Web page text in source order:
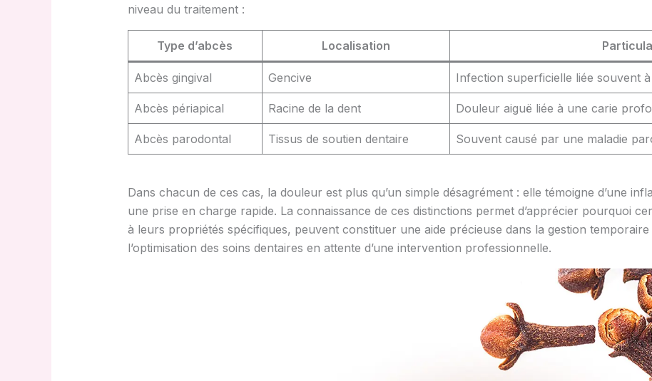
niveau du traitement :
Type d’abcès Localisation
Abcès gingival Gencive Infection superficielle liée souvent
Abcès périapical Racine de la dent Douleur aiguë liée à une carie
Abcès parodontal Tissus de soutien dentaire Souvent causé par une maladie
Dans chacun de ces cas, la douleur est plus qu’un simple désagrément : elle témoigne d’une
une prise en charge rapide. La connaissance de ces distinctions permet d’apprécier pourquoi
à leurs propriétés spécifiques, peuvent constituer une aide précieuse dans la gestion
l’optimisation des soins dentaires en attente d’une intervention professionnelle.